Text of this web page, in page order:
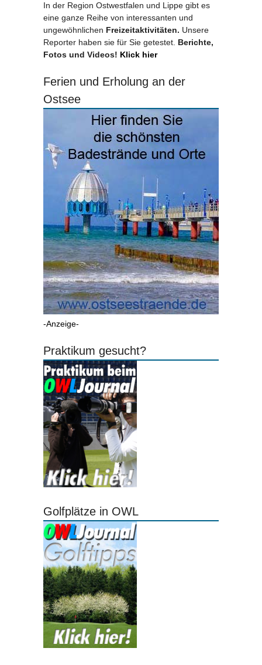
In der Region Ostwestfalen und Lippe gibt es
eine ganze Reihe von interessanten und
ungewöhnlichen Freizeitaktivitäten. Unsere
Reporter haben sie für Sie getestet. Berichte,
Fotos und Videos! Klick hier
Ferien und Erholung an der
Ostsee
-Anzeige-
Praktikum gesucht?
Golfplätze in OWL